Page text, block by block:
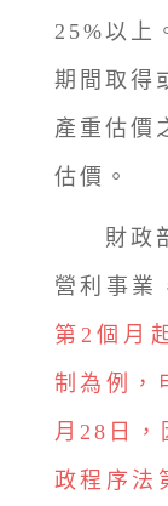
25%以上
期間取得
產重估價
估價。
財政部
營利事業
第2個月
制為例，
月28日，
政程序法